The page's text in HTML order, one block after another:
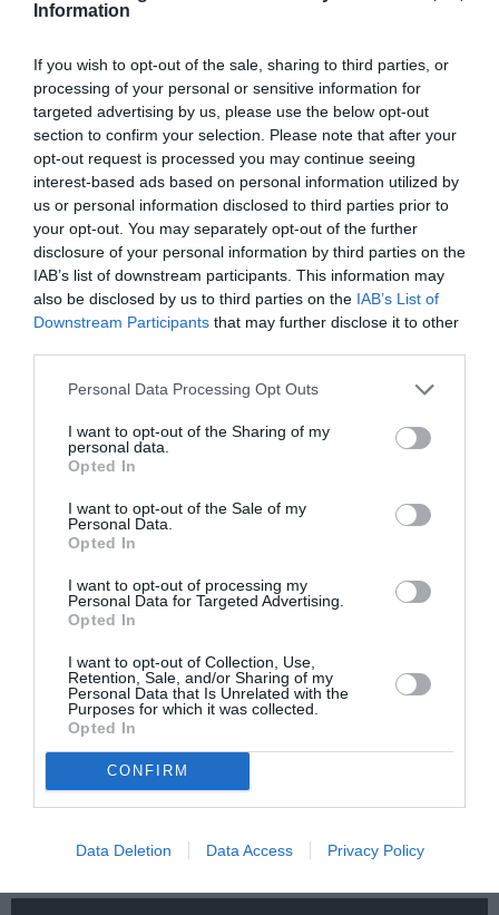
Information
If you wish to opt-out of the sale, sharing to third parties, or
processing of your personal or sensitive information for
targeted advertising by us, please use the below opt-out
section to confirm your selection. Please note that after your
opt-out request is processed you may continue seeing
interest-based ads based on personal information utilized by
us or personal information disclosed to third parties prior to
your opt-out. You may separately opt-out of the further
disclosure of your personal information by third parties on the
IAB’s list of downstream participants. This information may
also be disclosed by us to third parties on the IAB’s List of
Downstream Participants that may further disclose it to other
Personal Data Processing Opt Outs
I want to opt-out of the Sharing of my
personal data.
Opted In
I want to opt-out of the Sale of my
Personal Data.
Opted In
I want to opt-out of processing my
Personal Data for Targeted Advertising.
Opted In
I want to opt-out of Collection, Use,
Retention, Sale, and/or Sharing of my
Personal Data that Is Unrelated with the
Purposes for which it was collected.
Opted In
CONFIRM
Data Deletion Data Access Privacy Policy
Ακολουθήστε το Culturenow.gr
Σχετικά Άρθρα
Σαρωνίς Βατικιώτη
Γκάτσου –
Διαφάνειες Ζωής:
Summer 2026
Απόστολος
Χαντζαράς –
“Beauty and Blue”:
Διπλή παράλληλη
Αλέξανδρος
Μαγκανιώτης –
State of Change:
Έκθεση στην
γκαλερί Ακρόπρωρο
του Λεονάρντο Ντα
αθόρυβα στο MET